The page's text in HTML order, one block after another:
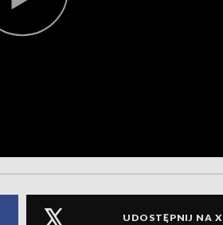
UDOSTĘPNIJ NA X